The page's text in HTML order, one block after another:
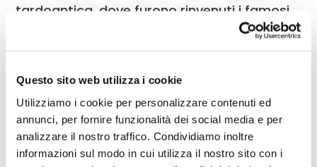
Questo sito web utilizza i cookie
Utilizziamo i cookie per personalizzare contenuti ed
annunci, per fornire funzionalità dei social media e per
analizzare il nostro traffico. Condividiamo inoltre
informazioni sul modo in cui utilizza il nostro sito con i
tardoantica, dove furono rinvenuti i famosi
Grifoni , è stata distrutta nel settembre del
2017 da un incendio doloso, appiccato
all’interno del sito archeologico, come
appare dalle indagini in corso da parte di
Carabinieri e Magistratura. Lo scempio
perpetrato ai danni di un bene culturale di
inestimabile valore, non può essere